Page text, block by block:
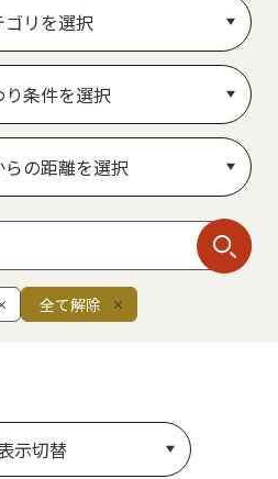
ゴリを選択
り条件を選択
の距離を選択
全て解除
示切替